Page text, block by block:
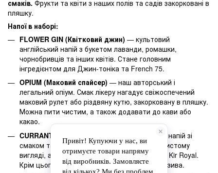
смаків. Фрукти та квіти з наших полів та садів закорковані в
пляшку.
Напої в наборі:
FLOWER GIN (Квітковий джин) — культовий
англійський напій з букетом лаванди, ромашки,
чорнобривців та інших квітів. Стане головним
інгредієнтом для Джин-тоніка та French 75.
OPIUM (Маковий спайсер) — наш авторський і
легальний опіум. Смак лікеру нагадує свіжоспечений
маковий рулет або різдвяну кутю, закорковану в пляшку.
Можна пити чистим, а також додавати до кави або
какао.
CURRANT (Смородиновий лікер)
— ягідний напій зі
смаком та ароматом смородини. Смакує у чистому
вигляді, а також з ігристим вином у коктейлі Kir Royal.
Крім цього, пасуватиме до десертів чи морозива.